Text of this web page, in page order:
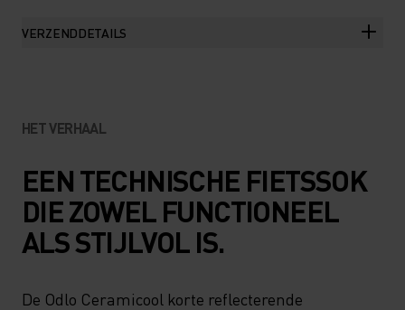
VERZENDDETAILS
HET VERHAAL
EEN TECHNISCHE FIETSSOK
DIE ZOWEL FUNCTIONEEL
ALS STIJLVOL IS.
De Odlo Ceramicool korte reflecterende